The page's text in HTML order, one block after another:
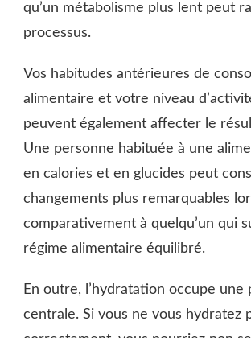
qu’un métabolisme plus lent peut
processus.
Vos habitudes antérieures de
alimentaire et votre niveau
peuvent également affecter le
Une personne habituée à une
en calories et en glucides peut
changements plus remarquables
comparativement à quelqu’un qui
régime alimentaire équilibré.
En outre, l’hydratation occupe une
centrale. Si vous ne vous hydratez